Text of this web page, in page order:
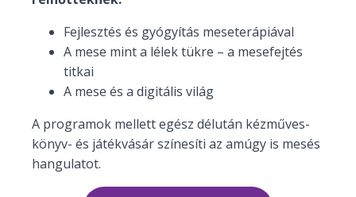
Fejlesztés és gyógyítás meseterápiával
A mese mint a lélek tükre – a mesefejtés
titkai
A mese és a digitális világ
A programok mellett egész délután kézműves-
könyv- és játékvásár színesíti az amúgy is mesés
hangulatot.